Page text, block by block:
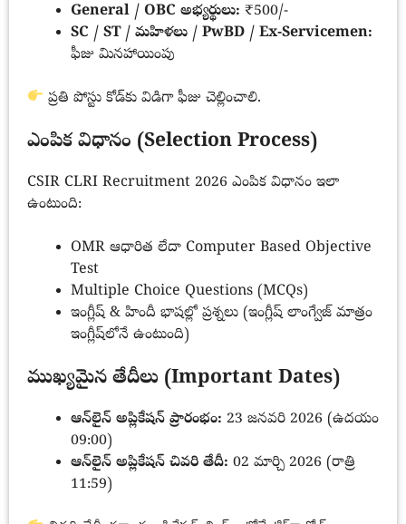
General / OBC అభ్యర్థులు: ₹500/-
SC / ST / మహిళలు / PwBD / Ex-Servicemen:
ఫీజు మినహాయింపు
ప్రతి పోస్టు కోడ్‌కు విడిగా ఫీజు చెల్లించాలి.
ఎంపిక విధానం (Selection Process)
CSIR CLRI Recruitment 2026 ఎంపిక విధానం ఇలా
ఉంటుంది:
OMR ఆధారిత లేదా Computer Based Objective
Test
Multiple Choice Questions (MCQs)
ఇంగ్లీష్ & హిందీ భాషల్లో ప్రశ్నలు (ఇంగ్లీష్ లాంగ్వేజ్ మాత్రం
ఇంగ్లీష్‌లోనే ఉంటుంది)
ముఖ్యమైన తేదీలు (Important Dates)
ఆన్‌లైన్ అప్లికేషన్ ప్రారంభం: 23 జనవరి 2026 (ఉదయం
09:00)
ఆన్‌లైన్ అప్లికేషన్ చివరి తేదీ: 02 మార్చి 2026 (రాత్రి
11:59)